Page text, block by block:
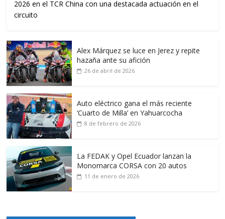
2026 en el TCR China con una destacada actuación en el
circuito
Alex Márquez se luce en Jerez y repite
hazaña ante su afición
26 de abril de 2026
Auto eléctrico gana el más reciente
‘Cuarto de Milla’ en Yahuarcocha
8 de febrero de 2026
La FEDAK y Opel Ecuador lanzan la
Monomarca CORSA con 20 autos
11 de enero de 2026